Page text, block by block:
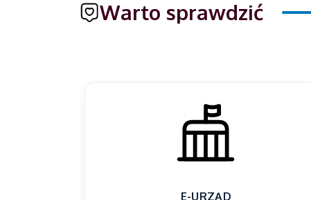
Warto sprawdzić
E-URZĄD